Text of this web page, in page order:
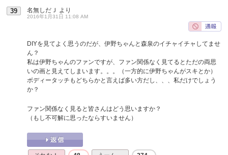
39 名無しだＪ より
2016年1月31日 11:08 AM
DIYを見てよく思うのだが、伊野ちゃんと森泉のイチャイチャしてませ
ん？
私は伊野ちゃんのファンですが、ファン関係なく見てるとただの両思
いの画と見えてしまいます。。。（一方的に伊野ちゃんがスキとか）
ボディータッチもどちらかと言えば多い方だし、、、私だけでしょう
か？
ファン関係なく見ると皆さんはどう思いますか？
（もし不可解に思ったならすいません）